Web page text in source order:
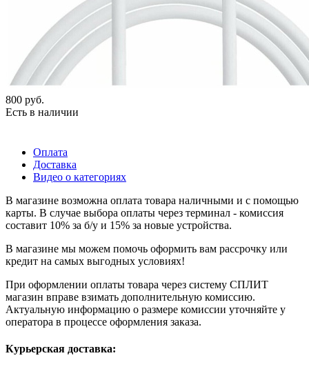
800 руб.
Есть в наличии
Оплата
Доставка
Видео о категориях
В магазине возможна оплата товара наличными и с помощью
карты. В случае выбора оплаты через терминал - комиссия
составит 10% за б/у и 15% за новые устройства.
В магазине мы можем помочь оформить вам рассрочку или
кредит на самых выгодных условиях!
При оформлении оплаты товара через систему СПЛИТ
магазин вправе взимать дополнительную комиссию.
Актуальную информацию о размере комиссии уточняйте у
оператора в процессе оформления заказа.
Курьерская доставка: